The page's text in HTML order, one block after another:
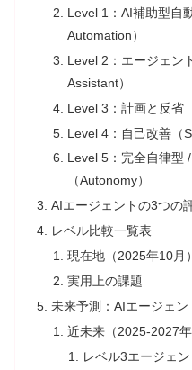
Level 1：AI補助型自
Automation）
Level 2：エージェン
Assistant）
Level 3：計画と反省
Level 4：自己改善（
Level 5：完全自律型
（Autonomy）
AIエージェントの3つの
レベル比較一覧表
現在地（2025年10月）
実用上の課題
未来予測：AIエージェ
近未来（2025-2027年
レベル3エージェ